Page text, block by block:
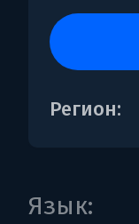
Регион:
Язык: